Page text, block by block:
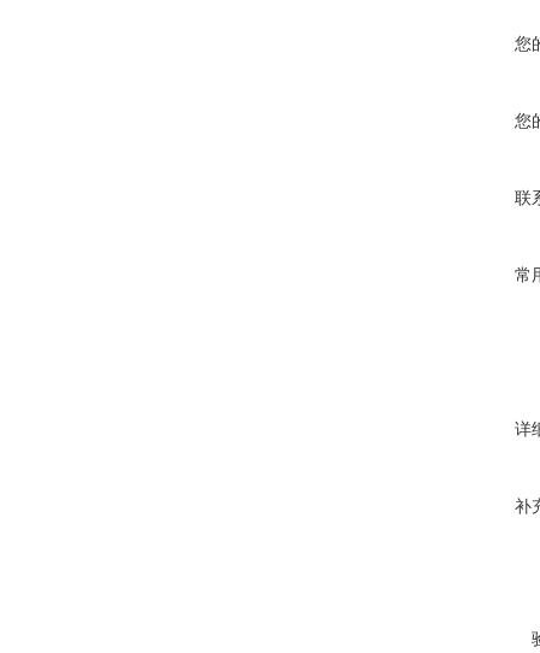
您
您
联
常
详
补